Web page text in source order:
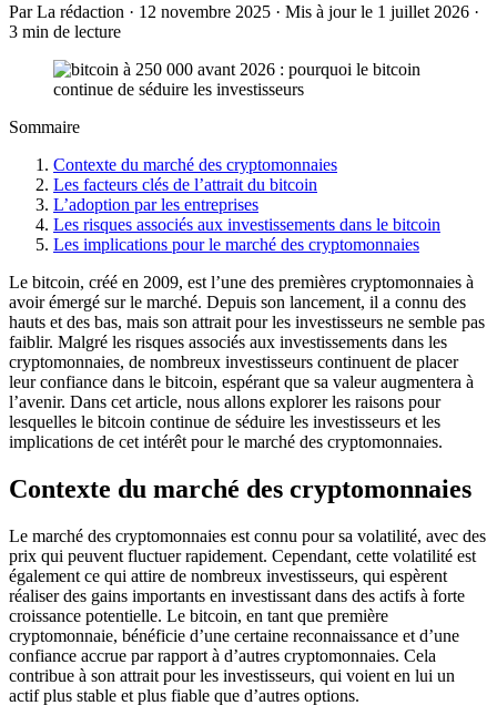
Par La rédaction · 12 novembre 2025 · Mis à jour le 1 juillet 2026 ·
3 min de lecture
Sommaire
Contexte du marché des cryptomonnaies
Les facteurs clés de l’attrait du bitcoin
L’adoption par les entreprises
Les risques associés aux investissements dans le bitcoin
Les implications pour le marché des cryptomonnaies
Le bitcoin, créé en 2009, est l’une des premières cryptomonnaies à
avoir émergé sur le marché. Depuis son lancement, il a connu des
hauts et des bas, mais son attrait pour les investisseurs ne semble pas
faiblir. Malgré les risques associés aux investissements dans les
cryptomonnaies, de nombreux investisseurs continuent de placer
leur confiance dans le bitcoin, espérant que sa valeur augmentera à
l’avenir. Dans cet article, nous allons explorer les raisons pour
lesquelles le bitcoin continue de séduire les investisseurs et les
implications de cet intérêt pour le marché des cryptomonnaies.
Contexte du marché des cryptomonnaies
Le marché des cryptomonnaies est connu pour sa volatilité, avec des
prix qui peuvent fluctuer rapidement. Cependant, cette volatilité est
également ce qui attire de nombreux investisseurs, qui espèrent
réaliser des gains importants en investissant dans des actifs à forte
croissance potentielle. Le bitcoin, en tant que première
cryptomonnaie, bénéficie d’une certaine reconnaissance et d’une
confiance accrue par rapport à d’autres cryptomonnaies. Cela
contribue à son attrait pour les investisseurs, qui voient en lui un
actif plus stable et plus fiable que d’autres options.